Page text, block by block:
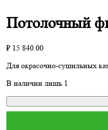
Потолочный
₽ 15 840.00
Для окрасочно-сушильных
В наличии лишь 1